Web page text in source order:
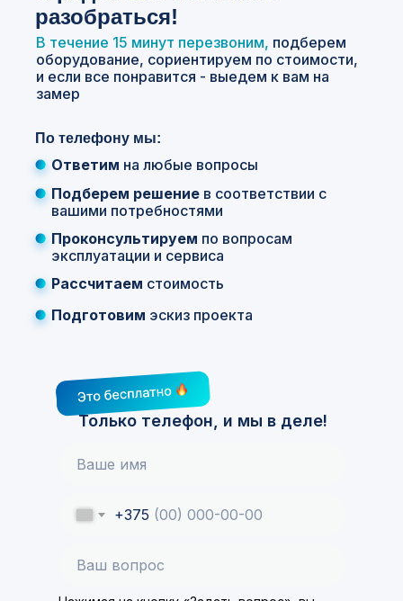
Ответим на любые вопросы
разобраться!
+375
По телефону мы:
Только телефон, и мы в деле!
В течение 15 минут перезвоним, подберем
оборудование, сориентируем по стоимости,
и если все понравится - выедем к вам на
замер
Подберем решение в соответствии с
вашими потребностями
Проконсультируем по вопросам
эксплуатации и сервиса
Рассчитаем стоимость
Подготовим эскиз проекта